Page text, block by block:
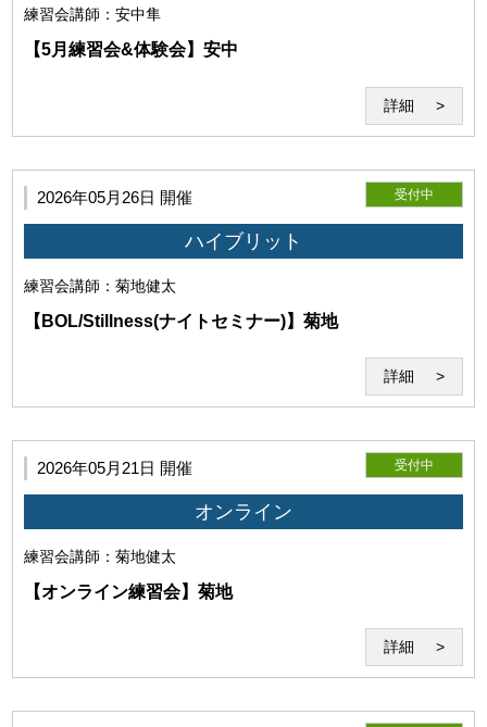
利用者は当研究所に対して、受講時の画像、動画、音声等の
著作物（以下「受講記録」という）の全部又は一部につき、
当研究所および関連事業の広報・業績・紹介目的での自由か
つ無償の利用を非独占的に許諾します。
当研究所が前項の許諾に基づき受講記録を利用する場合、当研究
目的に必要な範囲において編集、改変、修正等をすることができ
練習会講師：安中隼
【5月練習会&体験会】安中
詳細
2026年05月26日 開催 受付中
ハイブリット
練習会講師：菊地健太
【BOL/Stillness(ナイトセミナー)】菊地
詳細
2026年05月21日 開催 受付中
オンライン
練習会講師：菊地健太
【オンライン練習会】菊地
詳細